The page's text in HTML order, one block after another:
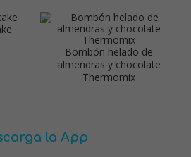
Bombón helado de
almendras y chocolate
Thermomix
la App